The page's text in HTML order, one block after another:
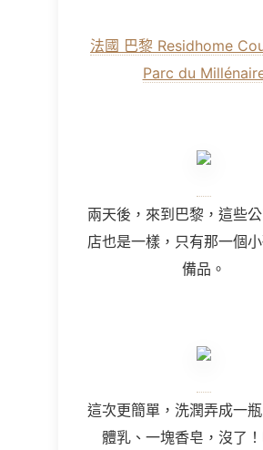
法國 巴黎 Residhome
Parc du
兩天後，來到巴黎，這些
店也是一樣，只有那一個
備品。
這次更簡單，洗潤弄成一
體乳、一塊香皂，沒了